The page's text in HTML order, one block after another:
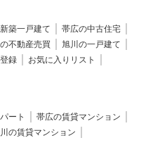
築一戸建て
帯広の中古住宅
不動産売買
旭川の一戸建て
録
お気に入りリスト
ート
帯広の賃貸マンション
の賃貸マンション